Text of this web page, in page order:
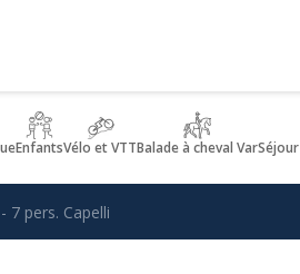
EnfantsVélo et VTTBalade à cheval Var
7 pers. Capelli